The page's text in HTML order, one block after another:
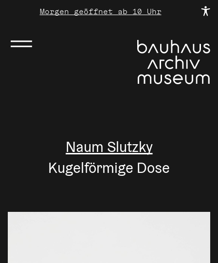
Morgen geöffnet ab 10 Uhr
Naum Slutzky
Kugelförmige Dose